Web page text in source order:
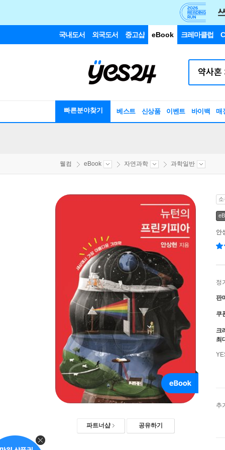
국내도서 외국도서 중고샵 eBook 크레마클럽
빠른분야찾기 베스트 신상품 이벤트 바이백 매
웰컴 eBook 자연과학 과학일반
파트너샵 공유하기
안
정
판
쿠
크
최
추